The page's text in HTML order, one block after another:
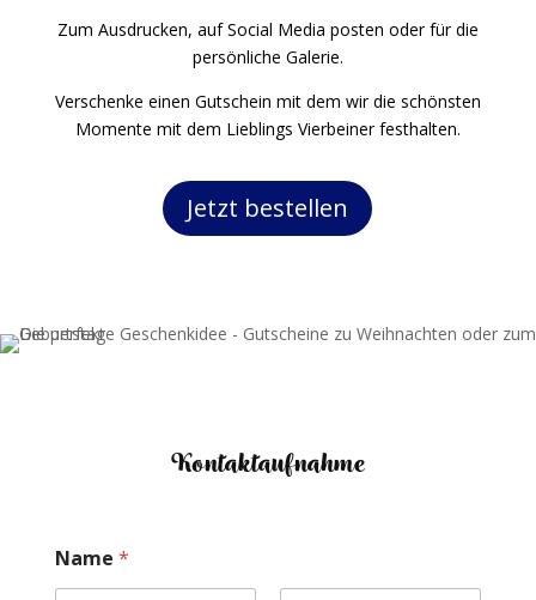
Zum Ausdrucken, auf Social Media posten oder für die
persönliche Galerie.
Verschenke einen Gutschein mit dem wir die schönsten
Momente mit dem Lieblings Vierbeiner festhalten.
Jetzt bestellen
Kontaktaufnahme
Name *